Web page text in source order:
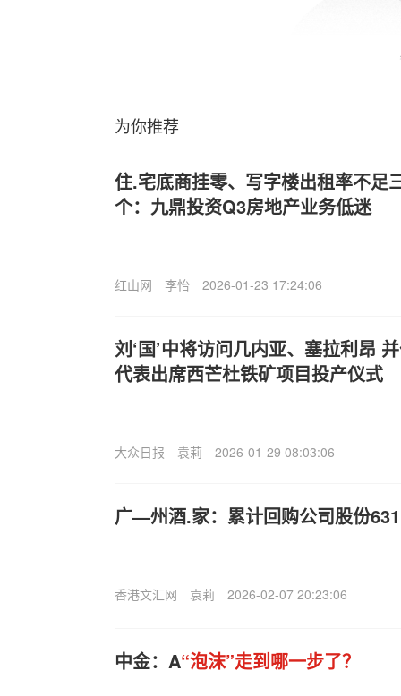
为你推荐
住.宅底商挂零、写字楼出租率不足
个：九鼎投资Q3房地产业务低迷
红山网 李怡 2026-01-23 17:24:06
刘‘国’中将访问几内亚、塞拉利昂
代表出席西芒杜铁矿项目投产仪式
大众日报 袁莉 2026-01-29 08:03:06
广—州酒.家：累计回购公司股份
香港文汇网 袁莉 2026-02-07 20:23:06
中金：A“泡沫”走到哪一步了？